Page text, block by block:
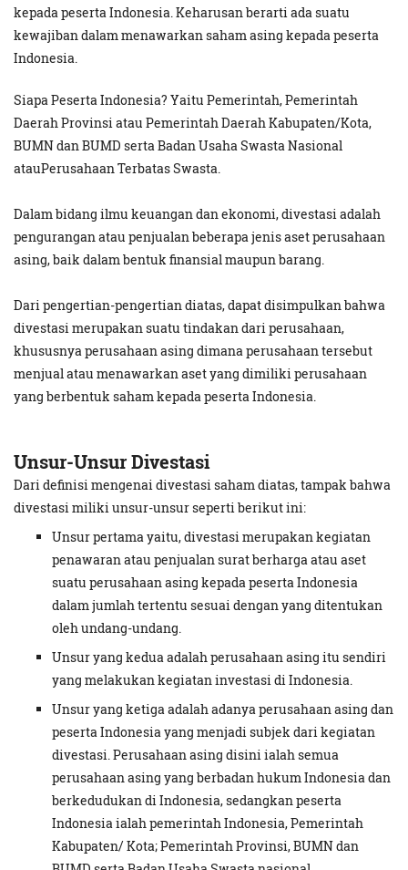
kepada peserta Indonesia. Keharusan berarti ada suatu
kewajiban dalam menawarkan saham asing kepada peserta
Indonesia.
Siapa Peserta Indonesia? Yaitu Pemerintah, Pemerintah
Daerah Provinsi atau Pemerintah Daerah Kabupaten/Kota,
BUMN dan BUMD serta Badan Usaha Swasta Nasional
atauPerusahaan Terbatas Swasta.
Dalam bidang ilmu keuangan dan ekonomi, divestasi adalah
pengurangan atau penjualan beberapa jenis aset perusahaan
asing, baik dalam bentuk finansial maupun barang.
Dari pengertian-pengertian diatas, dapat disimpulkan bahwa
divestasi merupakan suatu tindakan dari perusahaan,
khususnya perusahaan asing dimana perusahaan tersebut
menjual atau menawarkan aset yang dimiliki perusahaan
yang berbentuk saham kepada peserta Indonesia.
Unsur-Unsur Divestasi
Dari definisi mengenai divestasi saham diatas, tampak bahwa
divestasi miliki unsur-unsur seperti berikut ini:
Unsur pertama yaitu, divestasi merupakan kegiatan
penawaran atau penjualan surat berharga atau aset
suatu perusahaan asing kepada peserta Indonesia
dalam jumlah tertentu sesuai dengan yang ditentukan
oleh undang-undang.
Unsur yang kedua adalah perusahaan asing itu sendiri
yang melakukan kegiatan investasi di Indonesia.
Unsur yang ketiga adalah adanya perusahaan asing dan
peserta Indonesia yang menjadi subjek dari kegiatan
divestasi. Perusahaan asing disini ialah semua
perusahaan asing yang berbadan hukum Indonesia dan
berkedudukan di Indonesia, sedangkan peserta
Indonesia ialah pemerintah Indonesia, Pemerintah
Kabupaten/ Kota; Pemerintah Provinsi, BUMN dan